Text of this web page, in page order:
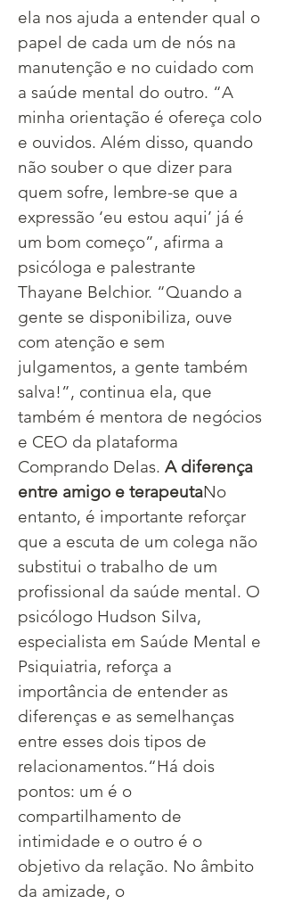
ela nos ajuda a entender qual o
papel de cada um de nós na
manutenção e no cuidado com
a saúde mental do outro. ​“A
minha orientação é ofereça colo
e ouvidos. Além disso, quando
não souber o que dizer para
quem sofre, lembre-se que a
expressão ‘eu estou aqui’ já é
um bom começo”, afirma a
psicóloga e palestrante
Thayane Belchior. “Quando a
gente se disponibiliza, ouve
com atenção e sem
julgamentos, a gente também
salva!”, continua ela, que
também é mentora de negócios
e CEO da plataforma
Comprando Delas. ​ A diferença
entre amigo e terapeutaNo
entanto, é importante reforçar
que a escuta de um colega não
substitui o trabalho de um
profissional da saúde mental. O
psicólogo Hudson Silva,
especialista em Saúde Mental e
Psiquiatria, reforça a
importância de entender as
diferenças e as semelhanças
entre esses dois tipos de
relacionamentos.​“Há dois
pontos: um é o
compartilhamento de
intimidade e o outro é o
objetivo da relação. No âmbito
da amizade, o